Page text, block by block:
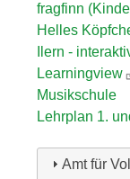
fragfinn
Helles
Ilern -
Learningview
Musikschule
Lehrplan 1.
Amt für